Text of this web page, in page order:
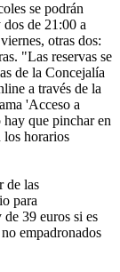
se podrán
de 21:00 a
otras dos:
"Las reservas se
de la Concejalía
a través de la
'Acceso a
que pinchar en
los horarios
de las
para
39 euros si es
empadronados